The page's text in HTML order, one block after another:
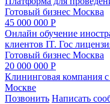
Готовый бизнес Москва
45 000 000 Р
Онлайн обучение
клиентов IT. Гос
Готовый бизнес Москва
20 000 000 Р
Клининговая компания
Москве
Позвонить Написать